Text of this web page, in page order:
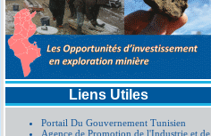
Liens Utiles
Portail Du Gouvernement Tunisien
Agence de Promotion de l'Industrie et de